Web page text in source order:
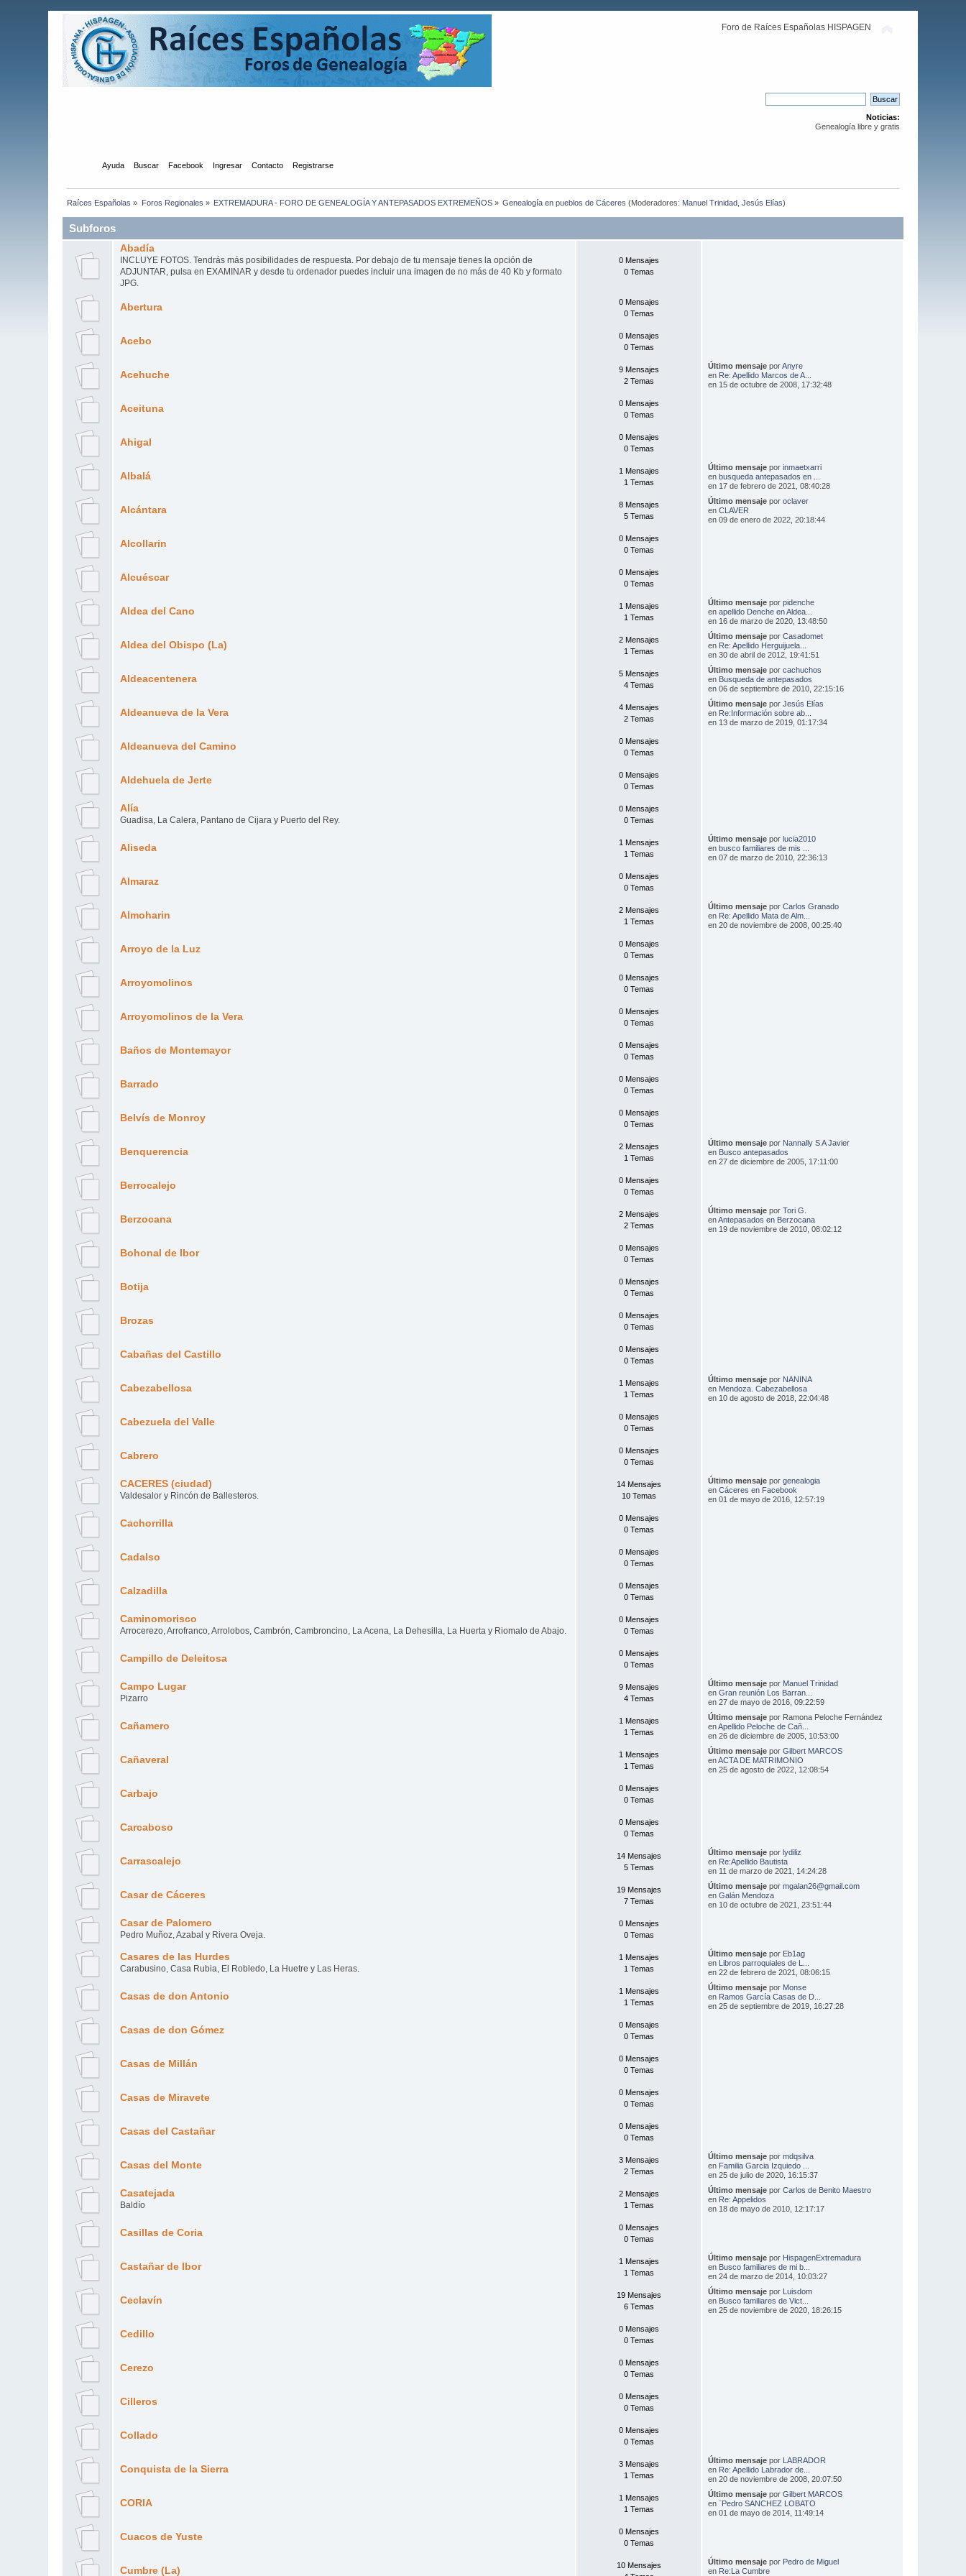
Foro de Raíces Españolas HISPAGEN
Noticias:
Genealogía libre y gratis
Ayuda Buscar Facebook Ingresar Contacto Registrarse
Raíces Españolas » Foros Regionales » EXTREMADURA - FORO DE GENEALOGÍA Y ANTEPASADOS EXTREMEÑOS » Genealogía en pueblos de Cáceres (Moderadores: Manuel Trinidad ,Jesús Elías)
Subforos
Abadía
INCLUYE FOTOS. Tendrás más posibilidades de respuesta. Por debajo de tu mensaje tienes la opción de
ADJUNTAR, pulsa en EXAMINAR y desde tu ordenador puedes incluir una imagen de no más de 40 Kb y formato
JPG.
0 Mensajes
0 Temas
Abertura
0 Mensajes
0 Temas
Acebo
0 Mensajes
0 Temas
Acehuche
9 Mensajes
2 Temas
Último mensajeporAnyre
en Re: Apellido Marcos de A...
en 15 de octubre de 2008, 17:32:48
Aceituna
0 Mensajes
0 Temas
Ahigal
0 Mensajes
0 Temas
Albalá
1 Mensajes
1 Temas
Último mensajepor inmaetxarri
en busqueda antepasados en ...
en 17 de febrero de 2021, 08:40:28
Alcántara
8 Mensajes
5 Temas
Último mensajepor oclaver
en CLAVER
en 09 de enero de 2022, 20:18:44
Alcollarin
0 Mensajes
0 Temas
Alcuéscar
0 Mensajes
0 Temas
Aldea del Cano
1 Mensajes
1 Temas
Último mensajepor pidenche
en apellido Denche en Aldea...
en 16 de marzo de 2020, 13:48:50
Aldea del Obispo (La)
2 Mensajes
1 Temas
Último mensajepor Casadomet
en Re: Apellido Herguijuela...
en 30 de abril de 2012, 19:41:51
Aldeacentenera
5 Mensajes
4 Temas
Último mensajepor cachuchos
en Busqueda de antepasados
en 06 de septiembre de 2010, 22:15:16
Aldeanueva de la Vera
4 Mensajes
2 Temas
Último mensajepor Jesús Elías
en Re:Información sobre ab...
en 13 de marzo de 2019, 01:17:34
Aldeanueva del Camino
0 Mensajes
0 Temas
Aldehuela de Jerte
0 Mensajes
0 Temas
Alía
Guadisa, La Calera, Pantano de Cijara y Puerto del Rey.
0 Mensajes
0 Temas
Aliseda
1 Mensajes
1 Temas
Último mensajepor lucia2010
en busco familiares de mis ...
en 07 de marzo de 2010, 22:36:13
Almaraz
0 Mensajes
0 Temas
Almoharin
2 Mensajes
1 Temas
Último mensajepor Carlos Granado
en Re: Apellido Mata de Alm...
en 20 de noviembre de 2008, 00:25:40
Arroyo de la Luz
0 Mensajes
0 Temas
Arroyomolinos
0 Mensajes
0 Temas
Arroyomolinos de la Vera
0 Mensajes
0 Temas
Baños de Montemayor
0 Mensajes
0 Temas
Barrado
0 Mensajes
0 Temas
Belvís de Monroy
0 Mensajes
0 Temas
Benquerencia
2 Mensajes
1 Temas
Último mensajepor Nannally S A Javier
en Busco antepasados
en 27 de diciembre de 2005, 17:11:00
Berrocalejo
0 Mensajes
0 Temas
Berzocana
2 Mensajes
2 Temas
Último mensajepor Tori G.
enAntepasados en Berzocana
en 19 de noviembre de 2010, 08:02:12
Bohonal de Ibor
0 Mensajes
0 Temas
Botija
0 Mensajes
0 Temas
Brozas
0 Mensajes
0 Temas
Cabañas del Castillo
0 Mensajes
0 Temas
Cabezabellosa
1 Mensajes
1 Temas
Último mensajepor NANINA
en Mendoza. Cabezabellosa
en 10 de agosto de 2018, 22:04:48
Cabezuela del Valle
0 Mensajes
0 Temas
Cabrero
0 Mensajes
0 Temas
CACERES (ciudad)
Valdesalor y Rincón de Ballesteros.
14 Mensajes
10 Temas
Último mensajepor genealogia
en Cáceres en Facebook
en 01 de mayo de 2016, 12:57:19
Cachorrilla
0 Mensajes
0 Temas
Cadalso
0 Mensajes
0 Temas
Calzadilla
0 Mensajes
0 Temas
Caminomorisco
Arrocerezo, Arrofranco, Arrolobos, Cambrón, Cambroncino, La Acena, La Dehesilla, La Huerta y Riomalo de Abajo.
0 Mensajes
0 Temas
Campillo de Deleitosa
0 Mensajes
0 Temas
Campo Lugar
Pizarro
9 Mensajes
4 Temas
Último mensajepor Manuel Trinidad
en Gran reunión Los Barran...
en 27 de mayo de 2016, 09:22:59
Cañamero
1 Mensajes
1 Temas
Último mensajepor Ramona Peloche Fernández
enApellido Peloche de Cañ...
en 26 de diciembre de 2005, 10:53:00
Cañaveral
1 Mensajes
1 Temas
Último mensajepor Gilbert MARCOS
enACTA DE MATRIMONIO
en 25 de agosto de 2022, 12:08:54
Carbajo
0 Mensajes
0 Temas
Carcaboso
0 Mensajes
0 Temas
Carrascalejo
14 Mensajes
5 Temas
Último mensajepor lydiliz
en Re:Apellido Bautista
en 11 de marzo de 2021, 14:24:28
Casar de Cáceres
19 Mensajes
7 Temas
Último mensajepor mgalan26@gmail.com
en Galán Mendoza
en 10 de octubre de 2021, 23:51:44
Casar de Palomero
Pedro Muñoz, Azabal y Rivera Oveja.
0 Mensajes
0 Temas
Casares de las Hurdes
Carabusino, Casa Rubia, El Robledo, La Huetre y Las Heras.
1 Mensajes
1 Temas
Último mensajepor Eb1ag
en Libros parroquiales de L...
en 22 de febrero de 2021, 08:06:15
Casas de don Antonio
1 Mensajes
1 Temas
Último mensajepor Monse
en Ramos García Casas de D...
en 25 de septiembre de 2019, 16:27:28
Casas de don Gómez
0 Mensajes
0 Temas
Casas de Millán
0 Mensajes
0 Temas
Casas de Miravete
0 Mensajes
0 Temas
Casas del Castañar
0 Mensajes
0 Temas
Casas del Monte
3 Mensajes
2 Temas
Último mensajepor mdqsilva
en Familia Garcia Izquiedo ...
en 25 de julio de 2020, 16:15:37
Casatejada
Baldío
2 Mensajes
1 Temas
Último mensajepor Carlos de Benito Maestro
en Re: Appelidos
en 18 de mayo de 2010, 12:17:17
Casillas de Coria
0 Mensajes
0 Temas
Castañar de Ibor
1 Mensajes
1 Temas
Último mensajepor HispagenExtremadura
en Busco familiares de mi b...
en 24 de marzo de 2014, 10:03:27
Ceclavín
19 Mensajes
6 Temas
Último mensajepor Luisdom
en Busco familiares de Vict...
en 25 de noviembre de 2020, 18:26:15
Cedillo
0 Mensajes
0 Temas
Cerezo
0 Mensajes
0 Temas
Cilleros
0 Mensajes
0 Temas
Collado
0 Mensajes
0 Temas
Conquista de la Sierra
3 Mensajes
1 Temas
Último mensajepor LABRADOR
en Re: Apellido Labrador de...
en 20 de noviembre de 2008, 20:07:50
CORIA
1 Mensajes
1 Temas
Último mensajepor Gilbert MARCOS
en ¨Pedro SANCHEZ LOBATO
en 01 de mayo de 2014, 11:49:14
Cuacos de Yuste
0 Mensajes
0 Temas
Cumbre (La)
10 Mensajes
Último mensajepor Pedro de Miguel
en Re:La Cumbre